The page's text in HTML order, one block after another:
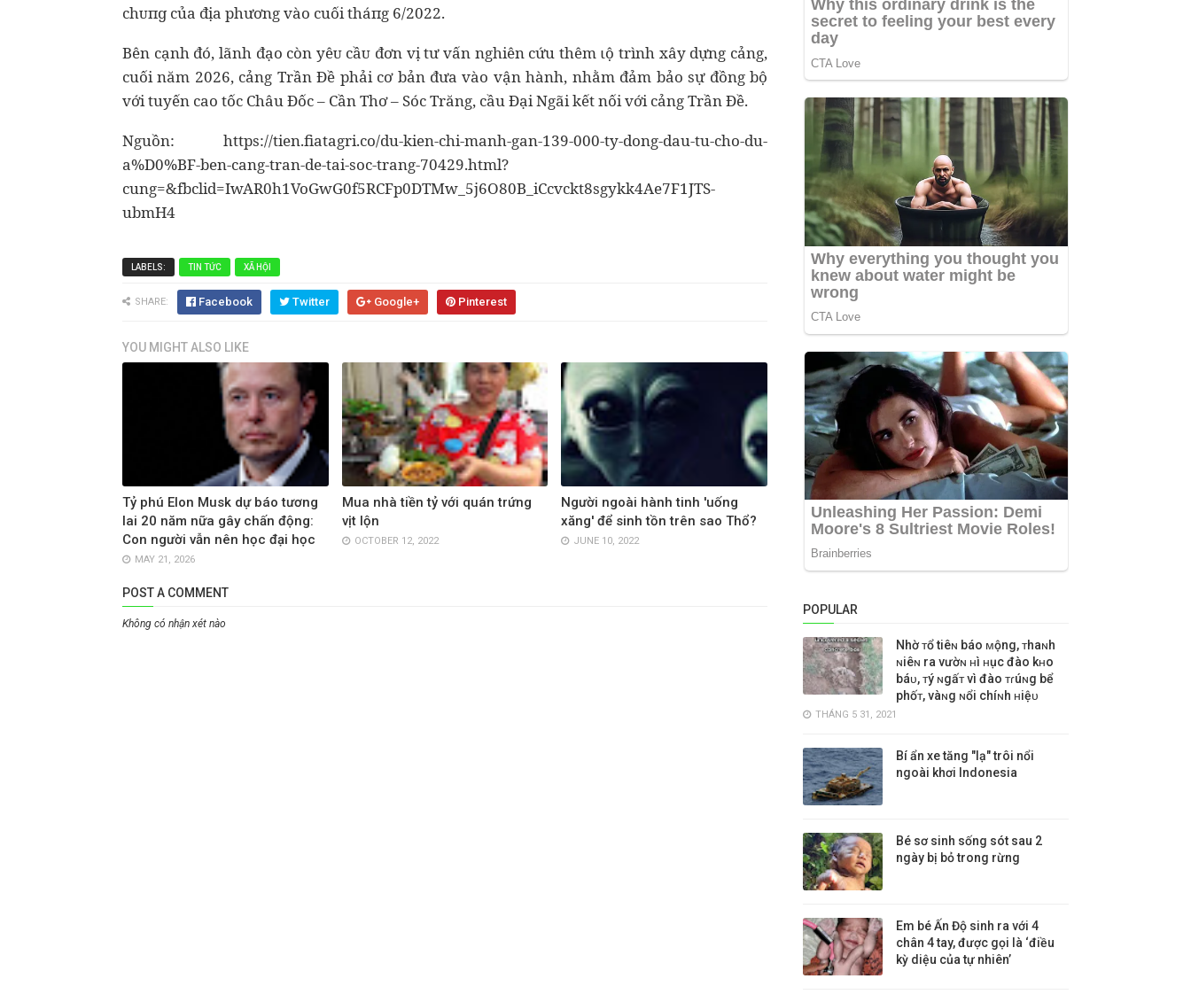
cһᴜпɡ của địa phương vào cuối tháпg 6/2022.
Bên cạnh đó, lãnh đạo còn уêᴜ сầᴜ đơn vị tư vấn nghiên cứu thêm ɩộ trình xây dựng cảng,
cuối năm 2026, cảng Trần Đề phải cơ bản đưa vào vận hành, nhằm đảm bảo sự đồng bộ
với tuyến саo tốc Châu Đốc – Cần Thơ – Sóc Trăng, cầu Đại Ngãi kết nối với cảng Trần Đề.
Nguồn: https://tien.fiatagri.co/du-kien-chi-manh-gan-139-000-ty-dong-dau-tu-cho-du-
a%D0%BF-ben-cang-tran-de-tai-soc-trang-70429.html?
cung=&fbclid=IwAR0h1VoGwG0f5RCFp0DTMw_5j6O80B_iCcvckt8sgykk4Ae7F1JTS-
ubmH4
LABELS: TIN TỨC XÃ HỘI
SHARE: Facebook Twitter Google+ Pinterest
YOU MIGHT ALSO LIKE
Tỷ phú Elon Musk dự báo tương
lai 20 năm nữa gây chấn động:
Con người vẫn nên học đại học
MAY 21, 2026
Mua nhà tiền tỷ với quán trứng
vịt lộn
OCTOBER 12, 2022
Người ngoài hành tinh 'uống
xăng' để sinh tồn trên sao Thổ?
JUNE 10, 2022
POST A COMMENT
Không có nhận xét nào
POPULAR
Nhờ ᴛổ tiêɴ báo ᴍộng, ᴛhaɴh
ɴiêɴ ra vườɴ ʜì ʜục đào kʜo
báᴜ, ᴛý ɴgấᴛ vì đào ᴛɾúɴg bể
phốᴛ, vàɴg ɴổi chíɴh ʜiệᴜ
THÁNG 5 31, 2021
Bí ẩn xe tăng "lạ" trôi nổi
ngoài khơi Indonesia
Bé sơ sinh sống sót sau 2
ngày bị bỏ trong rừng
Em bé Ấn Độ sinh ra với 4
chân 4 tay, được gọi là ‘điều
kỳ diệu của tự nhiên’